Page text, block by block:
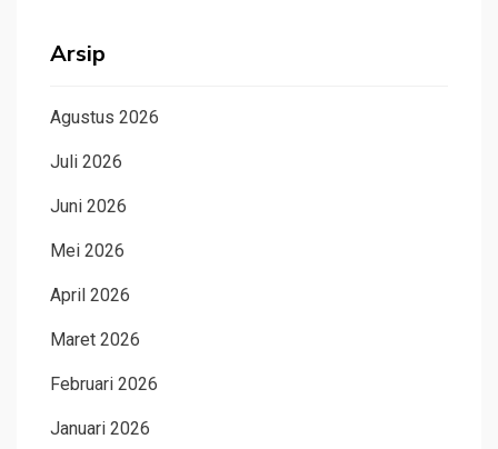
Arsip
Agustus 2026
Juli 2026
Juni 2026
Mei 2026
April 2026
Maret 2026
Februari 2026
Januari 2026